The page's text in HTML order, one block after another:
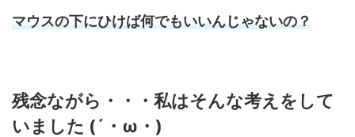
マウスの下にひけば何でもいいんじゃないの？
残念ながら・・・私はそんな考えをして
いました (´・ω・)